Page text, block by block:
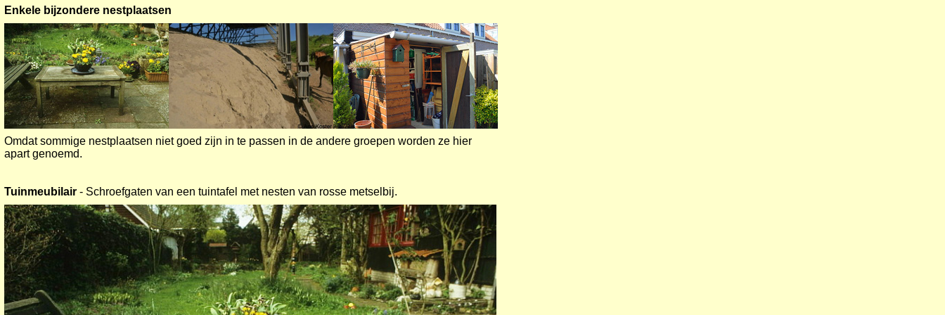
Enkele bijzondere nestplaatsen
Omdat sommige nestplaatsen niet goed zijn in te passen in de andere groepen worden ze hier
apart genoemd.
Tuinmeubilair - Schroefgaten van een tuintafel met nesten van rosse metselbij.